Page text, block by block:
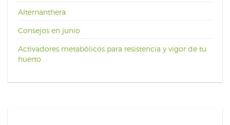
Alternanthera
Consejos en junio
Activadores metabólicos para resistencia y vigor de tu
huerto